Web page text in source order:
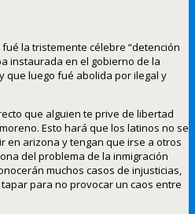
la tristemente célebre “detención
instaurada en el gobierno de la
que luego fué abolida por ilegal y
que alguien te prive de libertad
Esto hará que los latinos no se
en arizona y tengan que irse a otros
del problema de la inmigración
muchos casos de injusticias,
para no provocar un caos entre